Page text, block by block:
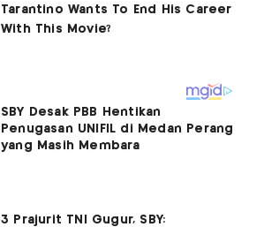
SBY Desak PBB Hentikan
Penugasan UNIFIL di Medan Perang
yang Masih Membara
3 Prajurit TNI Gugur, SBY: